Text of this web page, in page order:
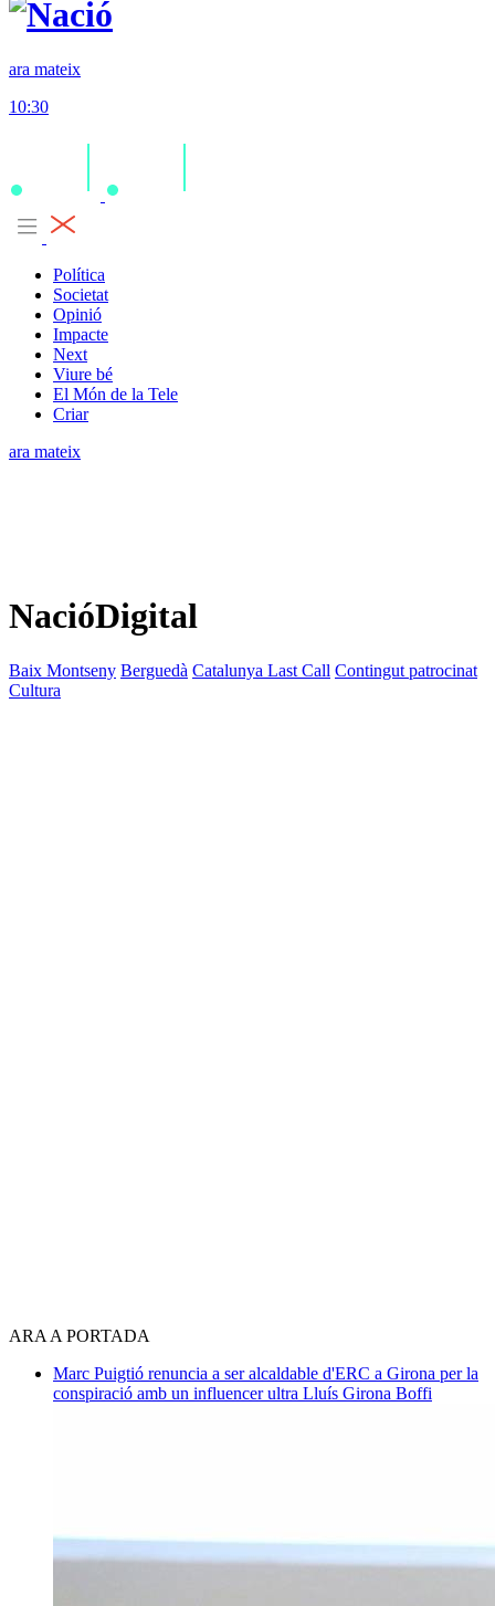
ara mateix
10:30
Política
Societat
Opinió
Impacte
Next
Viure bé
El Món de la Tele
Criar
ara mateix
NacióDigital
Baix Montseny Berguedà Catalunya Last Call Contingut patrocinat
Cultura
ARA A PORTADA
Marc Puigtió renuncia a ser alcaldable d'ERC a Girona per la
conspiració amb un influencer ultra Lluís Girona Boffi